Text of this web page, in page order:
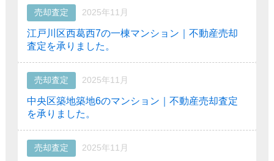
売却査定 2025年11月
江戸川区西葛西7の一棟マンション｜不動産売却
査定を承りました。
売却査定 2025年11月
中央区築地築地6のマンション｜不動産売却査定
を承りました。
売却査定 2025年11月